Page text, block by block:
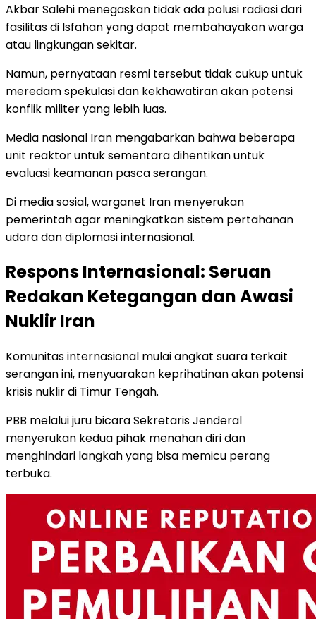
Akbar Salehi menegaskan tidak ada polusi radiasi dari
fasilitas di Isfahan yang dapat membahayakan warga
atau lingkungan sekitar.
Namun, pernyataan resmi tersebut tidak cukup untuk
meredam spekulasi dan kekhawatiran akan potensi
konflik militer yang lebih luas.
Media nasional Iran mengabarkan bahwa beberapa
unit reaktor untuk sementara dihentikan untuk
evaluasi keamanan pasca serangan.
Di media sosial, warganet Iran menyerukan
pemerintah agar meningkatkan sistem pertahanan
udara dan diplomasi internasional.
Respons Internasional: Seruan
Redakan Ketegangan dan Awasi
Nuklir Iran
Komunitas internasional mulai angkat suara terkait
serangan ini, menyuarakan keprihatinan akan potensi
krisis nuklir di Timur Tengah.
PBB melalui juru bicara Sekretaris Jenderal
menyerukan kedua pihak menahan diri dan
menghindari langkah yang bisa memicu perang
terbuka.